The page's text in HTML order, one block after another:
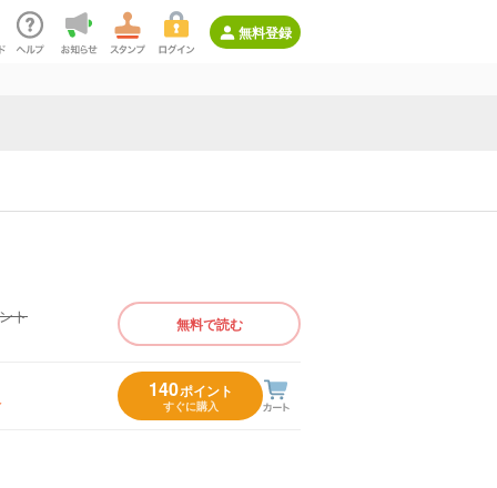
無料登録
ト 無料で読む
140ポイント
すぐに購入